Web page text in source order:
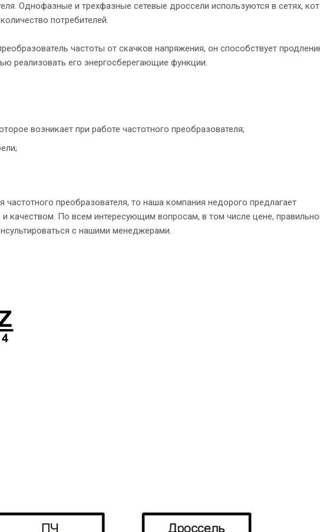
Однофазные и трехфазные сетевые дроссели используются в сетях,
потребителей.
частоты от скачков напряжения, он способствует
реализовать его энергосберегающие функции.
возникает при работе частотного преобразователя;
преобразователя, то наша компания недорого предлагает
качеством. По всем интересующим вопросам, в том числе цене,
с нашими менеджерами.